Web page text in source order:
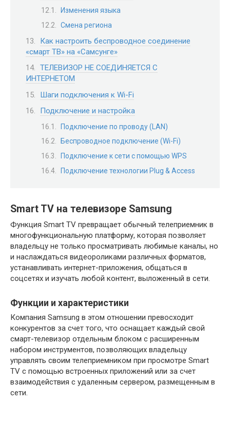
Изменения языка
Смена региона
Как настроить беспроводное соединение
«смарт ТВ» на «Самсунге»
ТЕЛЕВИЗОР НЕ СОЕДИНЯЕТСЯ С
ИНТЕРНЕТОМ
Шаги подключения к Wi-Fi
Подключение и настройка
Подключение по проводу (LAN)
Беспроводное подключение (Wi-Fi)
Подключение к сети с помощью WPS
Подключение технологии Plug & Access
Smart TV на телевизоре Samsung
Функция Smart TV превращает обычный телеприемник в
многофункциональную платформу, которая позволяет
владельцу не только просматривать любимые каналы, но
и наслаждаться видеороликами различных форматов,
устанавливать интернет-приложения, общаться в
соцсетях и изучать любой контент, выложенный в сети.
Функции и характеристики
Компания Samsung в этом отношении превосходит
конкурентов за счет того, что оснащает каждый свой
смарт-телевизор отдельным блоком с расширенным
набором инструментов, позволяющих владельцу
управлять своим телеприемником при просмотре Smart
TV с помощью встроенных приложений или за счет
взаимодействия с удаленным сервером, размещенным в
сети.